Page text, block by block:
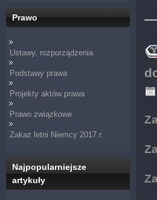
Prawo
Ustawy, rozporządzenia
Podstawy prawa
Projekty aktów prawa
Prawo związkowe
Zakaz letni Niemcy 2017 r.
Najpopularniejsze
artykuły